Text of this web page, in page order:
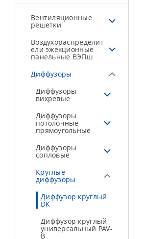
Вентиляционные
решетки
Воздухораспределит
ели эжекционные
панельные ВЭПш
Диффузоры
Диффузоры
вихревые
Диффузоры
потолочные
прямоугольные
Диффузоры
сопловые
Круглые
диффузоры
Диффузор круглый
DK
Диффузор круглый
универсальный PAV-
B